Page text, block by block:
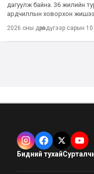
дагуулж байна. 36 жилийн
ардчиллын ховорхон жишээ
2026 оны дөрөвдүгээр сарын 10
Бидний тухай